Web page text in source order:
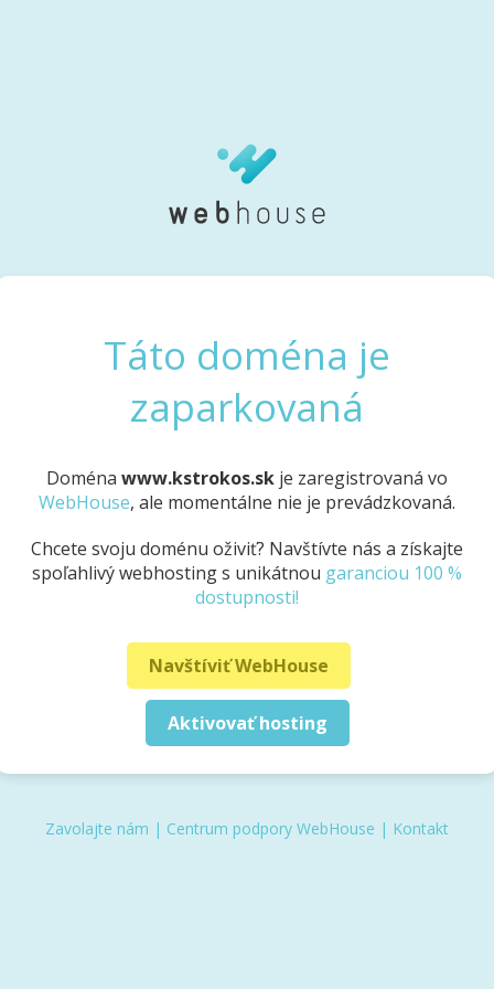
Táto doména je
zaparkovaná
Doména www.kstrokos.sk je zaregistrovaná vo
WebHouse, ale momentálne nie je prevádzkovaná.
Chcete svoju doménu oživiť? Navštívte nás a získajte
spoľahlivý webhosting s unikátnou garanciou 100 %
dostupnosti!
Navštíviť WebHouse
Aktivovať hosting
Zavolajte nám | Centrum podpory WebHouse | Kontakt